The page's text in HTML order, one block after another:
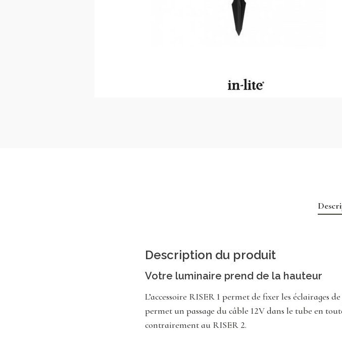
Description du produit
Votre luminaire prend de la hauteur
L’accessoire RISER 1 permet de fixer les
permet un passage du câble 12V dans le tube en
contrairement au RISER 2.